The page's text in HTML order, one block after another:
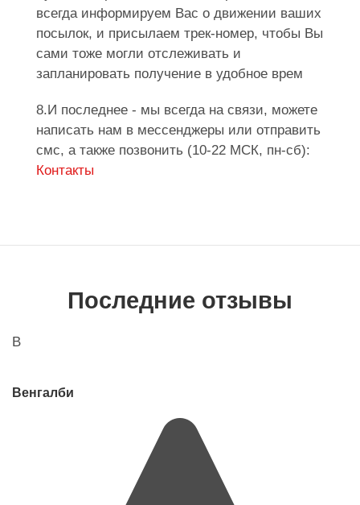
всегда информируем Вас о движении ваших
посылок, и присылаем трек-номер, чтобы Вы
сами тоже могли отслеживать и
запланировать получение в удобное врем
8.И последнее - мы всегда на связи, можете
написать нам в мессенджеры или отправить
смс, а также позвонить (10-22 МСК, пн-сб):
Контакты
Последние отзывы
В
Венгалби